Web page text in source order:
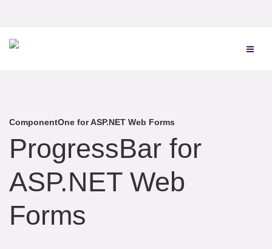
ComponentOne for ASP.NET Web Forms
ProgressBar for
ASP.NET Web
Forms